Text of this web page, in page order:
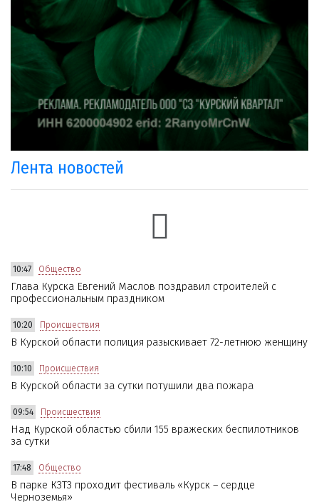
Лента новостей
10:47 Общество
Глава Курска Евгений Маслов поздравил строителей с
профессиональным праздником
10:20 Происшествия
В Курской области полиция разыскивает 72-летнюю женщину
10:10 Происшествия
В Курской области за сутки потушили два пожара
09:54 Происшествия
Над Курской областью сбили 155 вражеских беспилотников
за сутки
17:48 Общество
В парке КЗТЗ проходит фестиваль «Курск – сердце
Черноземья»